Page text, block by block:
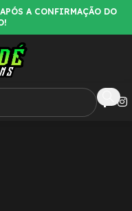
A CONFIRMAÇÃO DO